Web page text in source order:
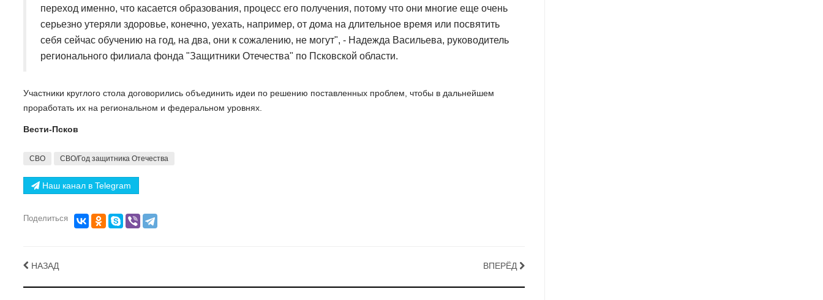
переход именно, что касается образования, процесс его получения, потому что они многие еще очень
серьезно утеряли здоровье, конечно, уехать, например, от дома на длительное время или посвятить
себя сейчас обучению на год, на два, они к сожалению, не могут", - Надежда Васильева, руководитель
регионального филиала фонда "Защитники Отечества" по Псковской области.
Участники круглого стола договорились объединить идеи по решению поставленных проблем, чтобы в дальнейшем
проработать их на региональном и федеральном уровнях.
Вести-Псков
СВО СВО/Год защитника Отечества
Наш канал в Telegram
Поделиться
НАЗАД ВПЕРЁД